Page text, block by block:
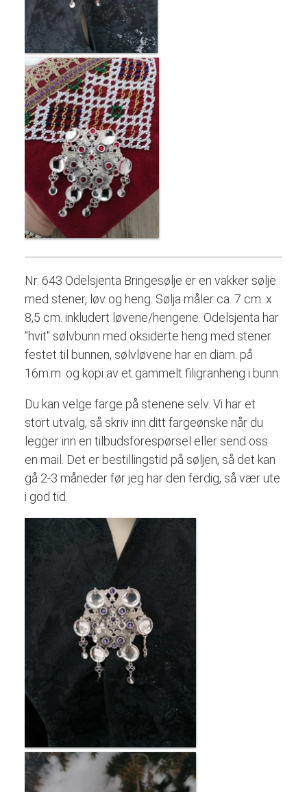
Nr. 643 Odelsjenta Bringesølje er en vakker sølje
med stener, løv og heng. Sølja måler ca. 7 cm. x
8,5 cm. inkludert løvene/hengene. Odelsjenta har
"hvit" sølvbunn med oksiderte heng med stener
festet til bunnen, sølvløvene har en diam. på
16m.m. og kopi av et gammelt filigranheng i bunn.
Du kan velge farge på stenene selv. Vi har et
stort utvalg, så skriv inn ditt fargeønske når du
legger inn en tilbudsforespørsel eller send oss
en mail. Det er bestillingstid på søljen, så det kan
gå 2-3 måneder før jeg har den ferdig, så vær ute
i god tid.